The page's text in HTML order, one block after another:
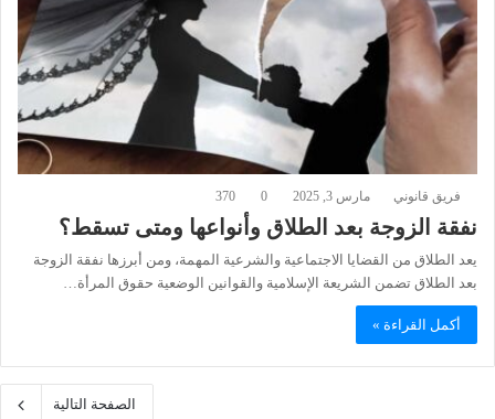
فريق قانوني مارس 3, 2025 0
370
نفقة الزوجة بعد الطلاق وأنواعها ومتى تسقط؟
يعد الطلاق من القضايا الاجتماعية والشرعية المهمة، ومن أبرزها نفقة الزوجة
بعد الطلاق تضمن الشريعة الإسلامية والقوانين الوضعية حقوق المرأة…
أكمل القراءة »
الصفحة التالية